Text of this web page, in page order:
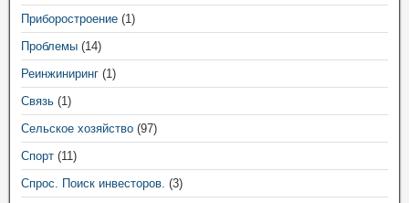
Приборостроение (1)
Проблемы (14)
Реинжиниринг (1)
Связь (1)
Сельское хозяйство (97)
Спорт (11)
Спрос. Поиск инвесторов. (3)